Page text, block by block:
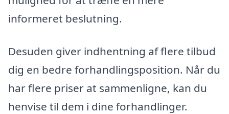
informeret beslutning.
Desuden giver indhentning af flere tilbud
dig en bedre forhandlingsposition. Når du
har flere priser at sammenligne, kan du
henvise til dem i dine forhandlinger.